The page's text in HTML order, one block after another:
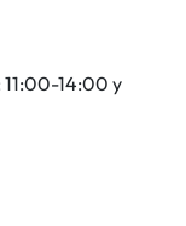
14:00 y